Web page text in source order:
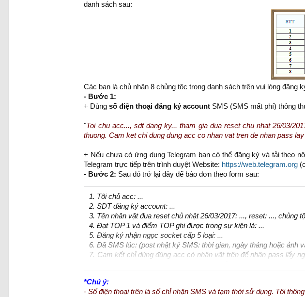
danh sách sau:
Các bạn là chủ nhân 8 chủng tộc trong danh sách trên vui lòng đăng
- Bước 1:
+ Dùngsố điện thoại đăng ký account SMS (SMS mất phí) thông
"Toi chu acc..., sdt dang ky... tham gia dua reset chu nhat 26/03/
thuong. Cam ket chi dung dung acc co nhan vat tren de nhan pass
+ Nếu chưa có ứng dụng Telegram bạn có thể đăng ký và tải theo
Telegram trực tiếp trên trình duyệt Website: https://web.telegram.org
- Bước 2: Sau đó trở lại đây để báo đơn theo form sau:
1. Tôi chủ acc: ...
2. SDT đăng ký account: ...
3. Tên nhân vật đua reset chủ nhật 26/03/2017: ..., reset: ..., chủng
4. Đạt TOP 1 và điểm TOP ghi được trong sự kiện là: ...
5. Đăng ký nhận ngọc socket cấp 5 loại: ...
6. Đã SMS lúc: (post nhật ký SMS: thời gian, ngày tháng hoặc ảnh
7. Cam kết chỉ dùng đúng acc có nhân vật trên để nhận pass lấy
*Chú ý:
- Số điện thoại trên là số chỉ nhận SMS và tạm thời sử dụng. Tôi